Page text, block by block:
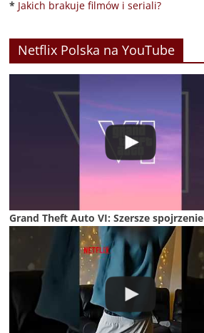
* Jakich brakuje filmów i seriali?
Netflix Polska na YouTube
Grand Theft Auto VI: Szersze